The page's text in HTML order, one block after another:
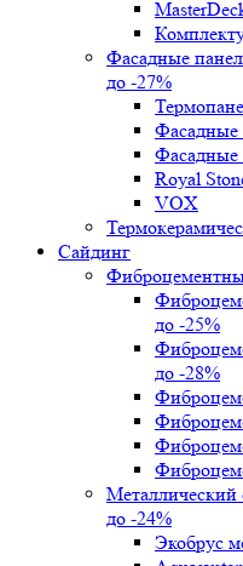
Фасадные
до -27%
Фасадные
Фасадные
Royal
VOX
Сайдинг
до -25%
до -28%
Металлический
до -24%
Экобрус